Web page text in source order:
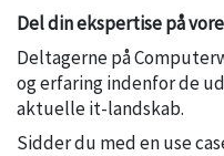
Del din ekspertise på
Deltagerne på
og erfaring indenfor de
aktuelle it-landskab.
Sidder du med en use